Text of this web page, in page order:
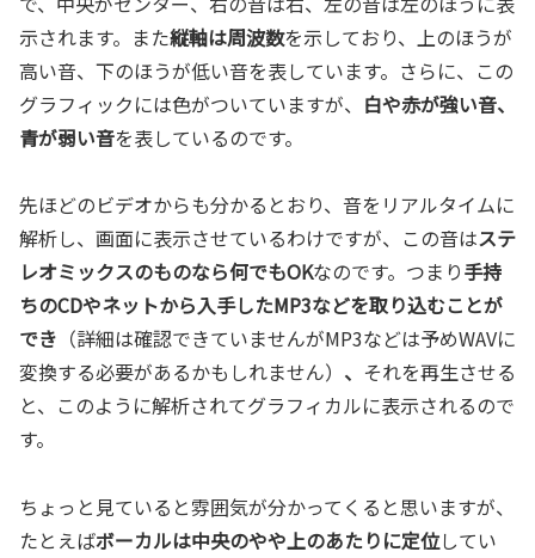
示されます。また縦軸は周波数を示しており、上のほうが
高い音、下のほうが低い音を表しています。さらに、この
グラフィックには色がついていますが、 白や赤が強い音、
青が弱い音を表しているのです。
先ほどのビデオからも分かるとおり、音をリアルタイムに
解析し、画面に表示させているわけですが、この音はステ
レオミックスのものなら何でもOKなのです。つまり手持
ちのCDやネットから入手したMP3などを取り込むことが
でき （詳細は確認できていませんがMP3などは予めWAVに
変換する必要があるかもしれません） 、 それを再生させる
と、このように解析されてグラフィカルに表示されるので
す。
ちょっと見ていると雰囲気が分かってくると思いますが、
たとえばボーカルは中央のやや上のあたりに定位してい